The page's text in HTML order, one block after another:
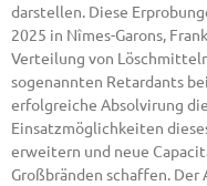
darstellen. Diese
2025 in Nîmes-Garons,
Verteilung von
sogenannten Retardants
erfolgreiche Absolvirung
Einsatzmöglichkeiten
erweitern und neue
Großbränden schaffen.